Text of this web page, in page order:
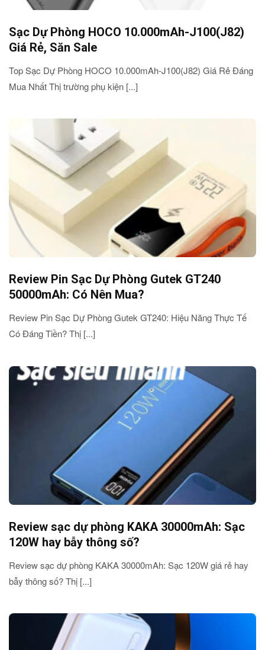
Sạc Dự Phòng HOCO 10.000mAh-J100(J82)
Giá Rẻ, Săn Sale
Top Sạc Dự Phòng HOCO 10.000mAh-J100(J82) Giá Rẻ Đáng
Mua Nhất Thị trường phụ kiện [...]
Review Pin Sạc Dự Phòng Gutek GT240
50000mAh: Có Nên Mua?
Review Pin Sạc Dự Phòng Gutek GT240: Hiệu Năng Thực Tế
Có Đáng Tiền? Thị [...]
Review sạc dự phòng KAKA 30000mAh: Sạc
120W hay bẫy thông số?
Review sạc dự phòng KAKA 30000mAh: Sạc 120W giá rẻ hay
bẫy thông số? Thị [...]